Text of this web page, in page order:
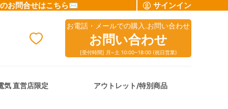
お問合せはこちら✉ サインイン
お電話・メールでの購入.お問い合わせ
お問い合わせ
[受付時間] 月~土 10:00~18:00 (祝日営業)
気 直営店限定 アウトレット/特別商品